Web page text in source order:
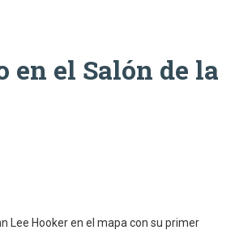
en el Salón de la
Lee Hooker en el mapa con su primer